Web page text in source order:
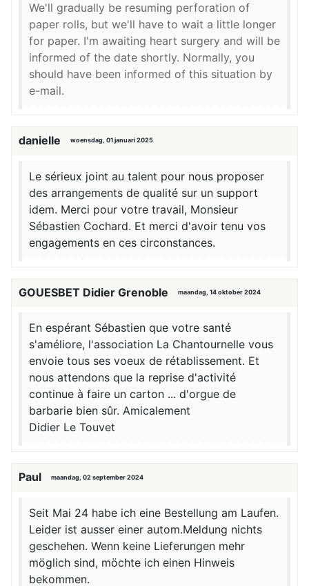
We'll gradually be resuming perforation of
paper rolls, but we'll have to wait a little longer
for paper. I'm awaiting heart surgery and will be
informed of the date shortly. Normally, you
should have been informed of this situation by
e-mail.
danielle woensdag, 01 januari 2025
Le sérieux joint au talent pour nous proposer
des arrangements de qualité sur un support
idem. Merci pour votre travail, Monsieur
Sébastien Cochard. Et merci d'avoir tenu vos
engagements en ces circonstances.
GOUESBET Didier Grenoble maandag, 14 oktober 2024
En espérant Sébastien que votre santé
s'améliore, l'association La Chantournelle vous
envoie tous ses voeux de rétablissement. Et
nous attendons que la reprise d'activité
continue à faire un carton ... d'orgue de
barbarie bien sûr. Amicalement
Didier Le Touvet
Paul maandag, 02 september 2024
Seit Mai 24 habe ich eine Bestellung am Laufen.
Leider ist ausser einer autom.Meldung nichts
geschehen. Wenn keine Lieferungen mehr
möglich sind, möchte ich einen Hinweis
bekommen.